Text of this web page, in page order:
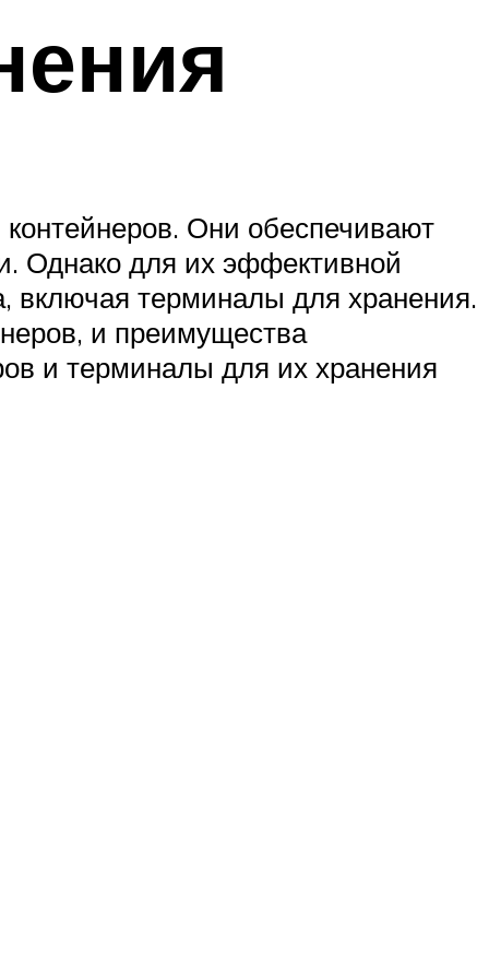
Они обеспечивают
Однако для их эффективной
включая терминалы для хранения.
и преимущества
и терминалы для их хранения